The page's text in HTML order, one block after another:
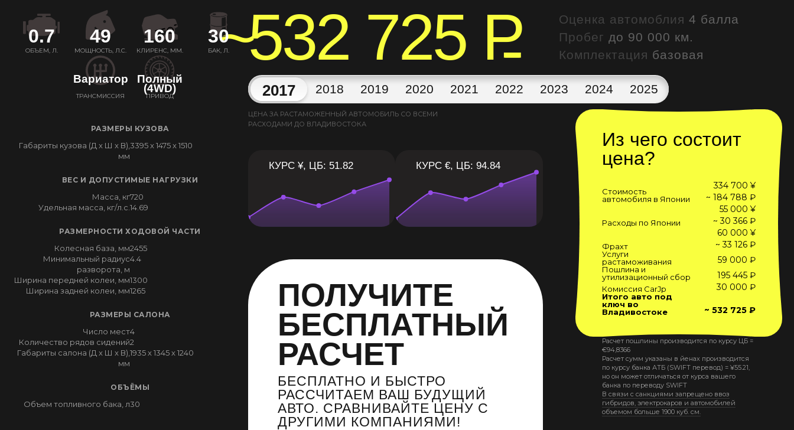
ОБЪЕМ, Л.
0.7
МОЩНОСТЬ, Л.С.
49
КЛИРЕНС, ММ.
160
БАК, Л.
30
ТРАНСМИССИЯ
Вариатор
ПРИВОД
Полный
(4WD)
РАЗМЕРЫ КУЗОВА
Габариты кузова (Д x Ш x В),
мм
3395 x 1475 x 1510
ВЕС И ДОПУСТИМЫЕ НАГРУЗКИ
Масса, кг720
Удельная масса, кг/л.с. 14.69
РАЗМЕРНОСТИ ХОДОВОЙ ЧАСТИ
Колесная база, мм2455
Минимальный радиус
разворота, м
4.4
Ширина передней колеи, мм1300
Ширина задней колеи, мм1265
РАЗМЕРЫ САЛОНА
Число мест4
Количество рядов сидений2
Габариты салона (Д x Ш x В),
мм
1935 x 1345 x 1240
ОБЪЁМЫ
Объем топливного бака, л30
~532 725 P Оценка автомоблия 4 балла
Пробег до 90 000 км.
Комплектация базовая
2017 2018 2019 2020 2021 2022 2023 2024 2025
ЦЕНА ЗА РАСТАМОЖЕННЫЙ АВТОМОБИЛЬ СО ВСЕМИ
РАСХОДАМИ ДО ВЛАДИВОСТОКА
КУРС ¥, ЦБ: 51.82 КУРС €, ЦБ: 94.84
ПОЛУЧИТЕ
БЕСПЛАТНЫЙ
РАСЧЕТ
БЕСПЛАТНО И БЫСТРО
РАССЧИТАЕМ ВАШ БУДУЩИЙ
АВТО. СРАВНИВАЙТЕ ЦЕНУ С
ДРУГИМИ КОМПАНИЯМИ!
Из чего состоит
цена?
Стоимость
автомобиля в Японии
334 700 ¥
~ 184 788 ₽
Расходы по Японии
55 000 ¥
~ 30 366 ₽
Фрахт
60 000 ¥
~ 33 126 ₽
Услуги
растаможивания
59 000 ₽
Пошлина и
утилизационный сбор
195 445 ₽
Комиссия CarJp 30 000 ₽
Итого авто под
ключ во
Владивостоке
~ 532 725 ₽
Расчет пошлины производится по курсу ЦБ =
€94,8366
Расчет сумм указаны в йенах производится
по курсу банка АТБ (SWIFT перевод) = ¥55.21,
но он может отличаться от курса вашего
банка по переводу SWIFT
В связи с санкциями запрещено ввоз
гибридов, электрокаров и автомобилей
объемом больше 1900 куб. см.